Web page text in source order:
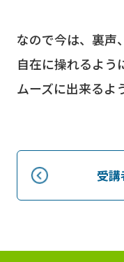
なので今は、裏声
自在に操れるよう
ムーズに出来るよ
受